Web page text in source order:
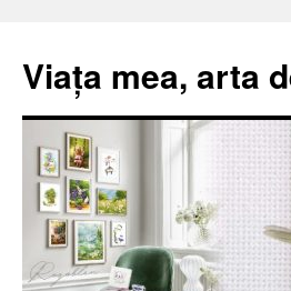
Viața mea, arta